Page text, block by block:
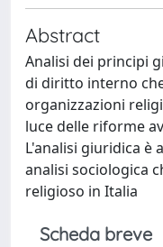
Abstract
Analisi dei principi
di diritto interno
organizzazioni
luce delle riforme
L'analisi giuridica è
analisi sociologica
religioso in Italia
Scheda breve